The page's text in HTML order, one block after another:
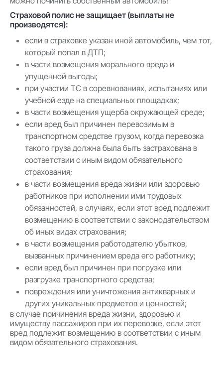
Страховой полис не защищает (выплаты не
производятся):
если в страховке указан иной автомобиль, чем тот,
который попал в ДТП;
в части возмещения морального вреда и
упущенной выгоды;
при участии ТС в соревнованиях, испытаниях или
учебной езде на специальных площадках;
в части возмещения ущерба окружающей среде;
если вред был причинен перевозимым в
транспортном средстве грузом, когда перевозка
такого груза должна была быть застрахована в
соответствии с иным видом обязательного
страхования;
в части возмещения вреда жизни или здоровью
работников при исполнении ими трудовых
обязанностей, в случаях, если этот вред подлежит
возмещению в соответствии с законодательством
об иных видах страхования;
в части возмещения работодателю убытков,
вызванных причинением вреда его работнику;
если вред был причинен при погрузке или
разгрузке транспортного средства;
повреждения или уничтожения антикварных и
других уникальных предметов и ценностей;
в случае причинения вреда жизни, здоровью и
имуществу пассажиров при их перевозке, если этот
вред подлежит возмещению в соответствии с иным
видом обязательного страхования.